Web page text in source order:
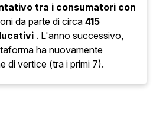
tra i consumatori con
da parte di circa415
. L'anno successivo,
ha nuovamente
di vertice (tra i primi 7).